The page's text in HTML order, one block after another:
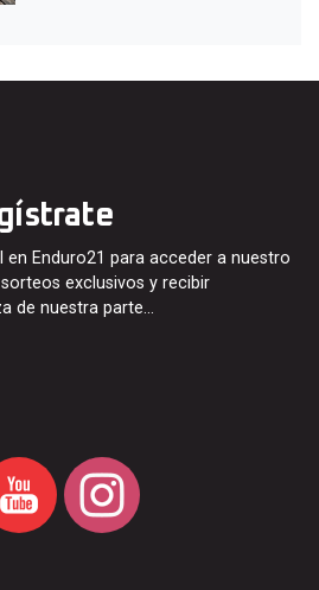
en Enduro21 para acceder a nuestro
exclusivos y recibir
de nuestra parte…